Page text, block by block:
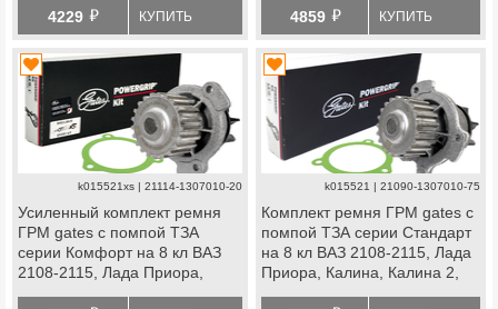
4229 й КУПИТЬ
Стандарт, Ока
4859 й КУПИТЬ
k015521xs | 21114-1307010-20
Усиленный комплект ремня
ГРМ gates с помпой ТЗА
серии Комфорт на 8 кл ВАЗ
2108-2115, Лада Приора,
k015521 | 21090-1307010-75
Комплект ремня ГРМ gates с
помпой ТЗА серии Стандарт
на 8 кл ВАЗ 2108-2115, Лада
Приора, Калина, Калина 2,